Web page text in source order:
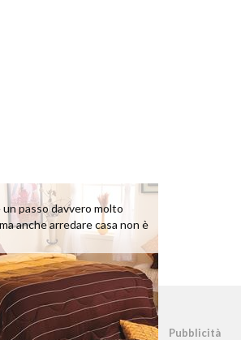
passo davvero molto
anche arredare casa non è
- p.iva 03338800984 Pubblicità